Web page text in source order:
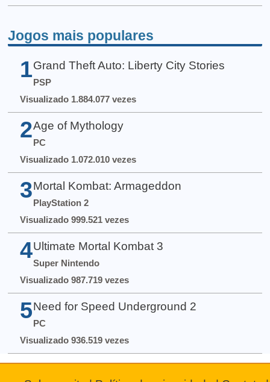
Jogos mais populares
1 Grand Theft Auto: Liberty City Stories
PSP
Visualizado 1.884.077 vezes
2 Age of Mythology
PC
Visualizado 1.072.010 vezes
3 Mortal Kombat: Armageddon
PlayStation 2
Visualizado 999.521 vezes
4 Ultimate Mortal Kombat 3
Super Nintendo
Visualizado 987.719 vezes
5 Need for Speed Underground 2
PC
Visualizado 936.519 vezes